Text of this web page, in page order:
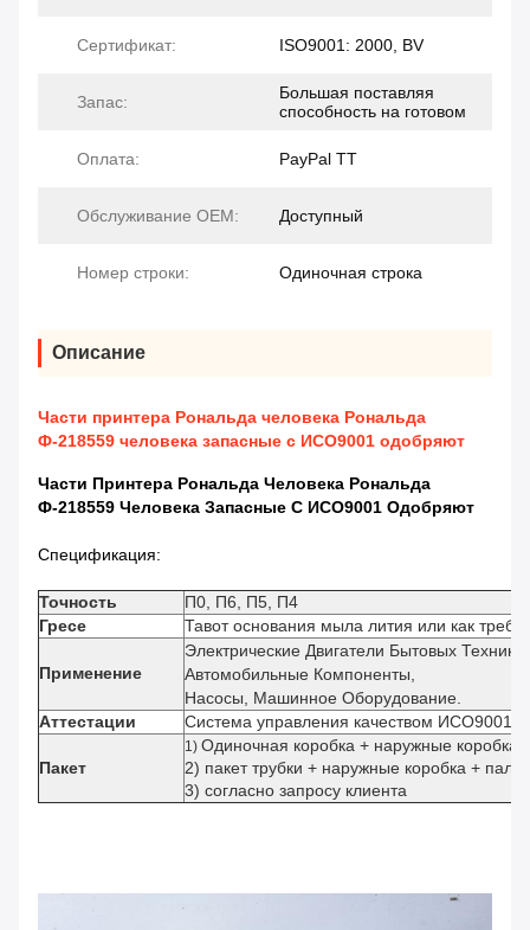
Сертификат: ISO9001: 2000, BV
Запас:
Большая поставляя
способность на готовом
Оплата: PayPal TT
Обслуживание OEM: Доступный
Номер строки: Одиночная строка
Описание
Части принтера Рональда человека Рональда
Ф-218559 человека запасные с ИСО9001 одобряют
Части Принтера Рональда Человека Рональда
Ф-218559 Человека Запасные С ИСО9001 Одобряют
Спецификация:
Точность
П0, П6, П5, П4
Гресе
Тавот основания мыла лития или как
Применение
Электрические Двигатели Бытовых
Автомобильные Компоненты,
Насосы, Машинное Оборудование.
Аттестации
Система управления качеством ИСО9001
Пакет
1) Одиночная коробка + наружные коробка
2) пакет трубки + наружные коробка +
3) согласно запросу клиента